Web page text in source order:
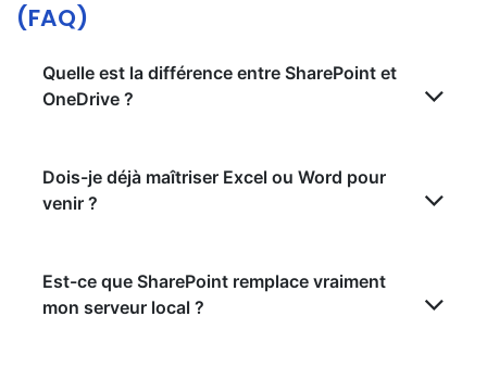
(FAQ)
Quelle est la différence entre SharePoint et
OneDrive ?
Dois-je déjà maîtriser Excel ou Word pour
venir ?
Est-ce que SharePoint remplace vraiment
mon serveur local ?